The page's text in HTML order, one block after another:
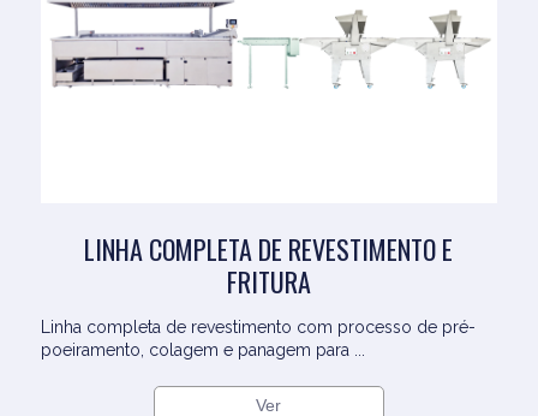
LINHA COMPLETA DE REVESTIMENTO E
FRITURA
Linha completa de revestimento com processo de pré-
poeiramento, colagem e panagem para ...
Ver